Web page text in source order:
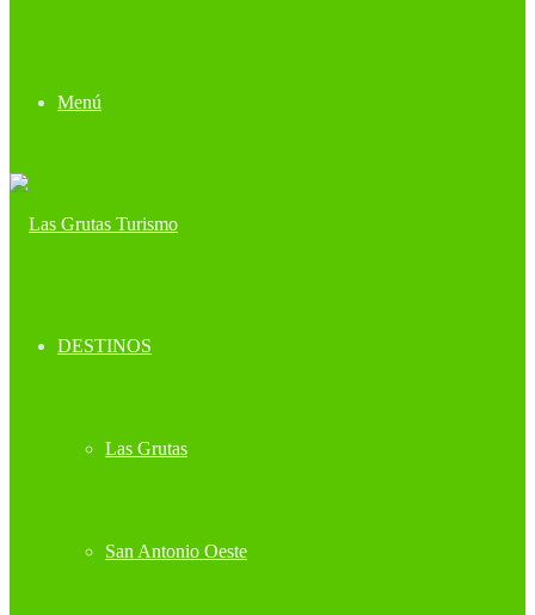
Menú
DESTINOS
Las Grutas
San Antonio Oeste